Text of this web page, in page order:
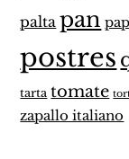
palta pan
postres
tarta tomate
zapallo italiano